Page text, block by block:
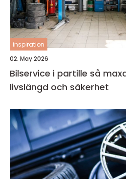
inspiration
02. May 2026
Bilservice i partille så maxar du bilens
livslängd och säkerhet